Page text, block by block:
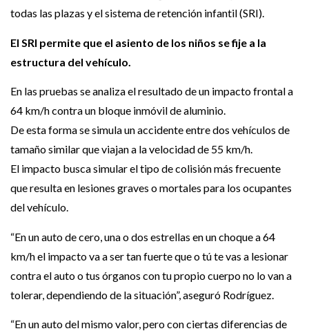
todas las plazas y el sistema de retención infantil (SRI).
El SRI permite que el asiento de los niños se fije a la
estructura del vehículo.
En las pruebas se analiza el resultado de un impacto frontal a
64 km/h contra un bloque inmóvil de aluminio.
De esta forma se simula un accidente entre dos vehículos de
tamaño similar que viajan a la velocidad de 55 km/h.
El impacto busca simular el tipo de colisión más frecuente
que resulta en lesiones graves o mortales para los ocupantes
del vehículo.
“En un auto de cero, una o dos estrellas en un choque a 64
km/h el impacto va a ser tan fuerte que o tú te vas a lesionar
contra el auto o tus órganos con tu propio cuerpo no lo van a
tolerar, dependiendo de la situación”, aseguró Rodríguez.
“En un auto del mismo valor, pero con ciertas diferencias de